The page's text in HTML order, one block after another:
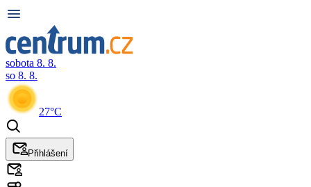
sobota 8. 8.
so 8. 8.
27°C
Přihlášení